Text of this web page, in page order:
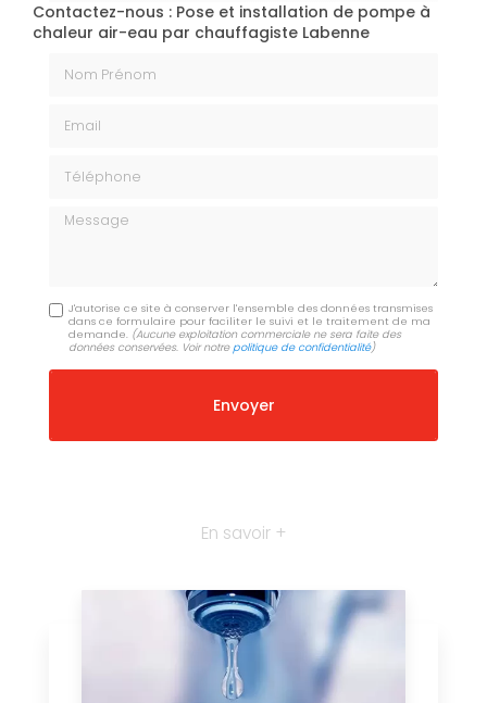
Contactez-nous : Pose et installation de pompe à
chaleur air-eau par chauffagiste Labenne
Message
J'autorise ce site à conserver l'ensemble des données transmises
dans ce formulaire pour faciliter le suivi et le traitement de ma
demande. (Aucune exploitation commerciale ne sera faite des
données conservées. Voir notrepolitique de confidentialité)
En savoir +